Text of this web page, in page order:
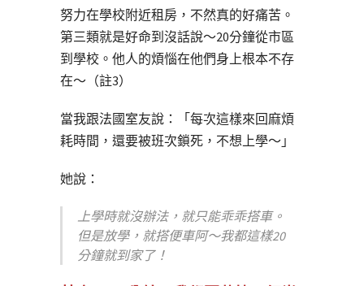
努力在學校附近租房，不然真的好痛苦。
第三類就是好命到沒話說～20分鐘從市區
到學校。他人的煩惱在他們身上根本不存
在～（註3）
當我跟法國室友說：「每次這樣來回麻煩
耗時間，還要被班次鎖死，不想上學～」
她說：
上學時就沒辦法，就只能乖乖搭車。
但是放學，就搭便車阿～我都這樣20
分鐘就到家了！